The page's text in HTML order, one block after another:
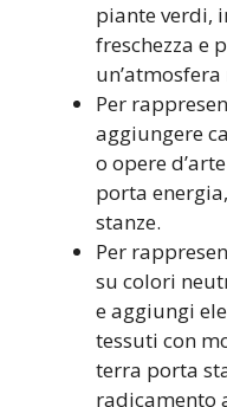
piante verdi,
freschezza e
Per
aggiungere
o opere
porta
stanze.
Per
su colori
e aggiungi
tessuti con
terra porta
radicamento